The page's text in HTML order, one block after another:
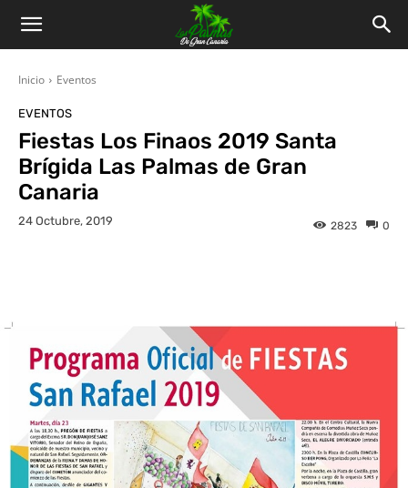
Inicio Eventos
EVENTOS
Fiestas Los Finaos 2019 Santa
Brígida Las Palmas de Gran
Canaria
24 Octubre, 2019 0
2823